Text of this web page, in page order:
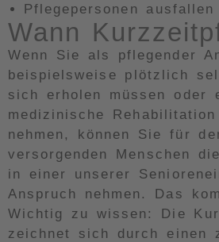
Pflegepersonen ausfallen
Wann
Wenn Sie als pflegender
beispielsweise plötzlich
sich erholen müssen oder
medizinische
nehmen, können Sie für
versorgenden Menschen
in einer unserer
Anspruch nehmen. Das
Wichtig zu wissen: Die
zeichnet sich durch einen